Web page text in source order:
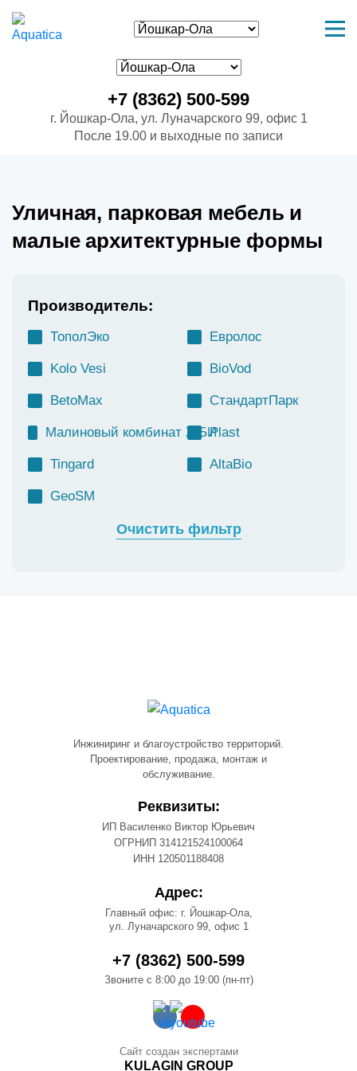
+7 (8362) 500-599
г. Йошкар-Ола, ул. Луначарского 99, офис 1
После 19.00 и выходные по записи
Уличная, парковая мебель и
малые архитектурные формы
Производитель:
ТополЭко Евролос
Kolo Vesi BioVod
BetoMax СтандартПарк
Малиновый комбинат ЖБИPlast
Tingard AltaBio
GeoSM
Очистить фильтр
Инжиниринг и благоустройство территорий.
Проектирование, продажа, монтаж и
обслуживание.
Реквизиты:
ИП Василенко Виктор Юрьевич
ОГРНИП 314121524100064
ИНН 120501188408
Адрес:
Главный офис: г. Йошкар-Ола,
ул. Луначарского 99, офис 1
+7 (8362) 500-599
Звоните с 8:00 до 19:00 (пн-пт)
Сайт создан экспертами
KULAGIN GROUP